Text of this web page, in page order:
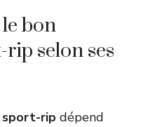
bon
selon ses
rip dépend